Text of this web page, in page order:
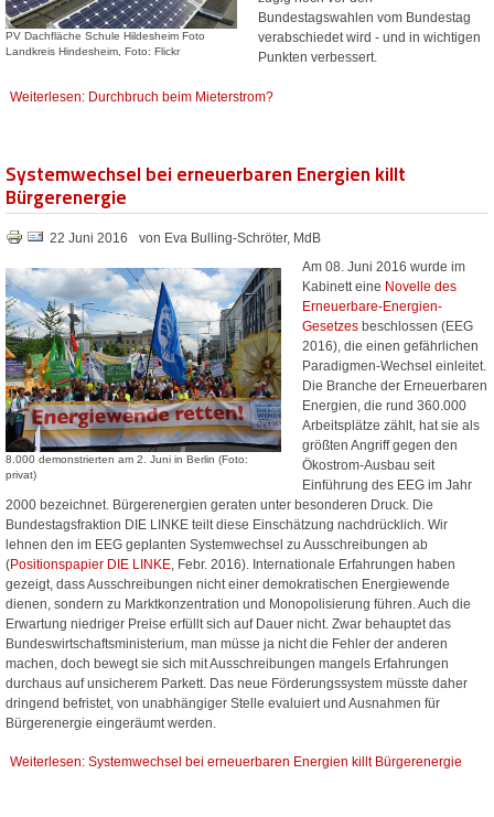
PV Dachfläche Schule Hildesheim Foto
Landkreis Hindesheim, Foto: Flickr
Bundestagswahlen vom Bundestag
verabschiedet wird - und in wichtigen
Punkten verbessert.
Weiterlesen: Durchbruch beim Mieterstrom?
Systemwechsel bei erneuerbaren Energien killt
Bürgerenergie
22 Juni 2016 von Eva Bulling-Schröter, MdB
8.000 demonstrierten am 2. Juni in Berlin (Foto:
privat)
Am 08. Juni 2016 wurde im
Kabinett eine Novelle des
Erneuerbare-Energien-
Gesetzes beschlossen (EEG
2016), die einen gefährlichen
Paradigmen-Wechsel einleitet.
Die Branche der Erneuerbaren
Energien, die rund 360.000
Arbeitsplätze zählt, hat sie als
größten Angriff gegen den
Ökostrom-Ausbau seit
Einführung des EEG im Jahr
2000 bezeichnet. Bürgerenergien geraten unter besonderen Druck. Die
Bundestagsfraktion DIE LINKE teilt diese Einschätzung nachdrücklich. Wir
lehnen den im EEG geplanten Systemwechsel zu Ausschreibungen ab
(Positionspapier DIE LINKE, Febr. 2016). Internationale Erfahrungen haben
gezeigt, dass Ausschreibungen nicht einer demokratischen Energiewende
dienen, sondern zu Marktkonzentration und Monopolisierung führen. Auch die
Erwartung niedriger Preise erfüllt sich auf Dauer nicht. Zwar behauptet das
Bundeswirtschaftsministerium, man müsse ja nicht die Fehler der anderen
machen, doch bewegt sie sich mit Ausschreibungen mangels Erfahrungen
durchaus auf unsicherem Parkett. Das neue Förderungssystem müsste daher
dringend befristet, von unabhängiger Stelle evaluiert und Ausnahmen für
Bürgerenergie eingeräumt werden.
Weiterlesen: Systemwechsel bei erneuerbaren Energien killt Bürgerenergie